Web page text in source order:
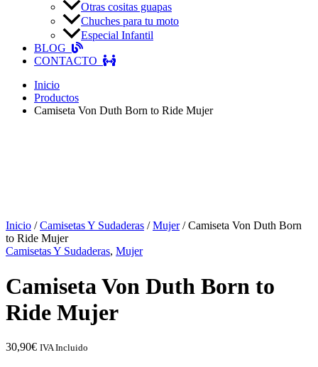
Otras cositas guapas
Chuches para tu moto
Especial Infantil
BLOG
CONTACTO
Inicio
Productos
Camiseta Von Duth Born to Ride Mujer
Inicio /Camisetas Y Sudaderas /Mujer/ Camiseta Von Duth Born
to Ride Mujer
Camisetas Y Sudaderas, Mujer
Camiseta Von Duth Born to
Ride Mujer
30,90€ IVA Incluido